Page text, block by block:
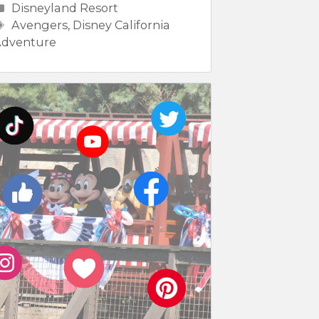
Categorías
Disneyland Resort
Etiquetas
Avengers, Disney California